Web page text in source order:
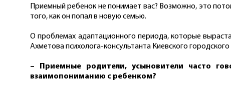
Приемный ребенок не понимает вас? Возможно, это
того, как он попал в новую семью.
О проблемах адаптационного периода, которые
Ахметова психолога-консультанта Киевского
– Приемные родители, усыновители часто
взаимопониманию с ребенком?